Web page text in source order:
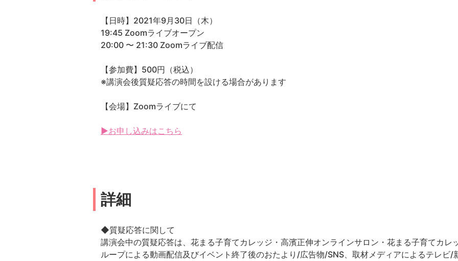
【日時】2021年9月30日（木）
19:45 Zoomライブオープン
20:00 〜 21:30 Zoomライブ配信
【参加費】500円（税込）
※講演会後質疑応答の時間を設ける場合があります
【会場】Zoomライブにて
▶お申し込みはこちら
詳細
◆質疑応答に関して
講演会中の質疑応答は、花まる子育てカレッジ・高濱正伸オンラインサロン・花まる子育てカレ
ループによる動画配信及びイベント終了後のおたより/広告物/SNS、取材メディアによるテレビ